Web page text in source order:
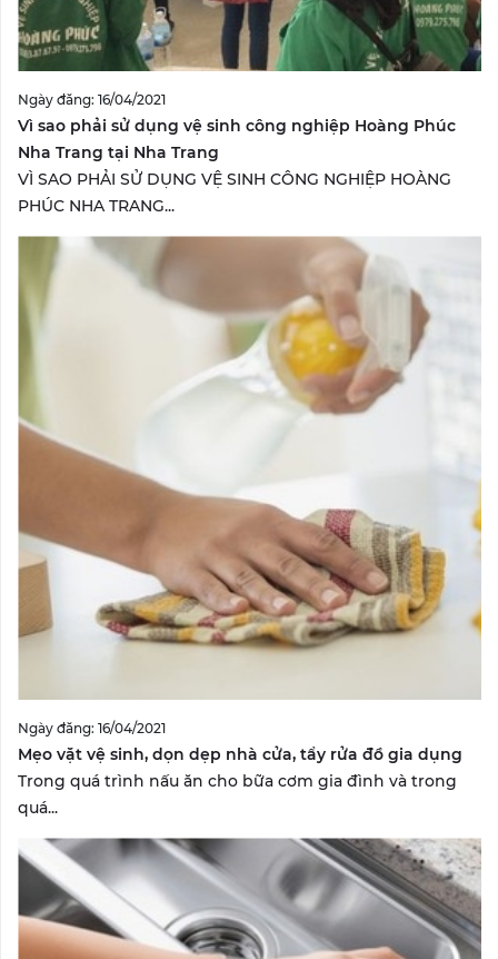
Ngày đăng: 16/04/2021
Vì sao phải sử dụng vệ sinh công nghiệp Hoàng Phúc
Nha Trang tại Nha Trang
VÌ SAO PHẢI SỬ DỤNG VỆ SINH CÔNG NGHIỆP HOÀNG
PHÚC NHA TRANG...
Ngày đăng: 16/04/2021
Mẹo vặt vệ sinh, dọn dẹp nhà cửa, tẩy rửa đồ gia dụng
Trong quá trình nấu ăn cho bữa cơm gia đình và trong
quá...